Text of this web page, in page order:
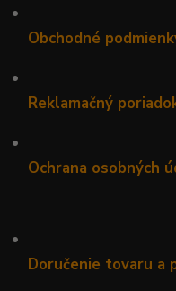
•
Obchodné
•
Reklamačný
•
Ochrana osobných
•
Doručenie tovaru a